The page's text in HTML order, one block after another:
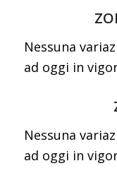
Nessuna
ad oggi in
Nessuna
ad oggi in